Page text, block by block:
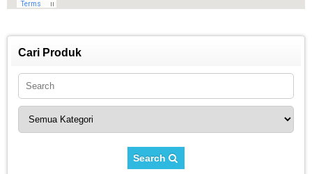
Cari Produk
Search